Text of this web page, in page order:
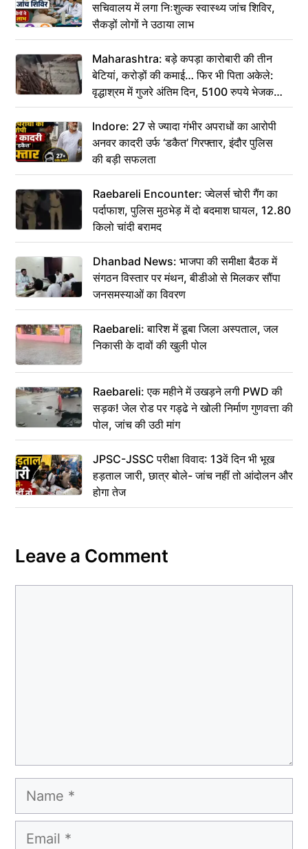
सचिवालय में लगा निःशुल्क स्वास्थ्य जांच शिविर,
सैकड़ों लोगों ने उठाया लाभ
Maharashtra: बड़े कपड़ा कारोबारी की तीन
बेटियां, करोड़ों की कमाई… फिर भी पिता अकेले:
वृद्धाश्रम में गुजरे अंतिम दिन, 5100 रुपये भेजकर
कहा– अंतिम संस्कार कर दीजिए हम नहीं आ पाएंगे
Indore: 27 से ज्यादा गंभीर अपराधों का आरोपी
अनवर कादरी उर्फ ‘डकैत’ गिरफ्तार, इंदौर पुलिस
की बड़ी सफलता
Raebareli Encounter: ज्वेलर्स चोरी गैंग का
पर्दाफाश, पुलिस मुठभेड़ में दो बदमाश घायल, 12.80
किलो चांदी बरामद
Dhanbad News: भाजपा की समीक्षा बैठक में
संगठन विस्तार पर मंथन, बीडीओ से मिलकर सौंपा
जनसमस्याओं का विवरण
Raebareli: बारिश में डूबा जिला अस्पताल, जल
निकासी के दावों की खुली पोल
Raebareli: एक महीने में उखड़ने लगी PWD की
सड़क! जेल रोड पर गड्ढे ने खोली निर्माण गुणवत्ता की
पोल, जांच की उठी मांग
JPSC-JSSC परीक्षा विवाद: 13वें दिन भी भूख
हड़ताल जारी, छात्र बोले- जांच नहीं तो आंदोलन और
होगा तेज
Leave a Comment
Name
Email